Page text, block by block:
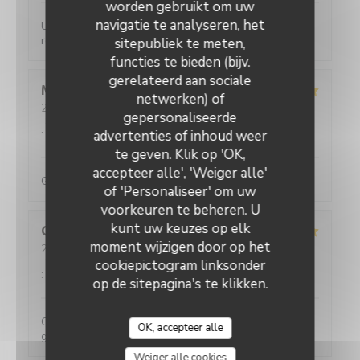
worden gebruikt om uw
navigatie te analyseren, het
sitepubliek te meten,
functies te bieden (bijv.
gerelateerd aan sociale
netwerken) of
gepersonaliseerde
advertenties of inhoud weer
te geven. Klik op 'OK,
accepteer alle', 'Weiger alle'
of 'Personaliseer' om uw
voorkeuren te beheren. U
kunt uw keuzes op elk
moment wijzigen door op het
cookiepictogram linksonder
op de sitepagina's te klikken.
OK, accepteer alle
Un service efficace, des crêpes délicieuses aux
recettes variées pour un prix très raisonnable.
Maud
2026-08-01
- 12:30 - Gasten 5
Atmosfeer:5/5 Keuken:5/5
:
Galettes et crêpes très généreuses (en garnitures)
Quentin
2026-07-31- 20:00 - Gasten 4
/5 Atmosfeer:5/5 Keuken:5/5 Kwaliteit / Prijs
:
Comme d'habitude ! Un vrai délice avec des portions
généreuses !